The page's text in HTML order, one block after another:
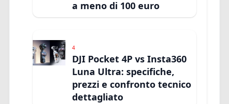
a meno di 100 euro
4
DJI Pocket 4P vs Insta360
Luna Ultra: specifiche,
prezzi e confronto tecnico
dettagliato